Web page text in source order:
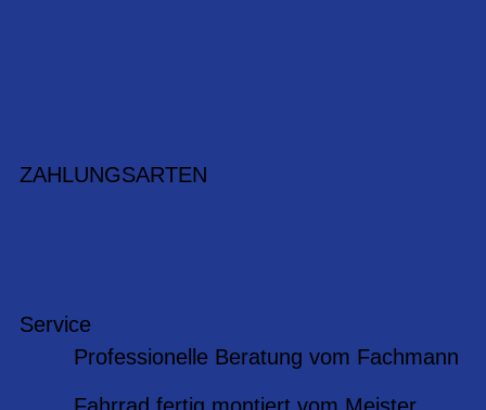
ZAHLUNGSARTEN
Service
Professionelle Beratung vom Fachmann